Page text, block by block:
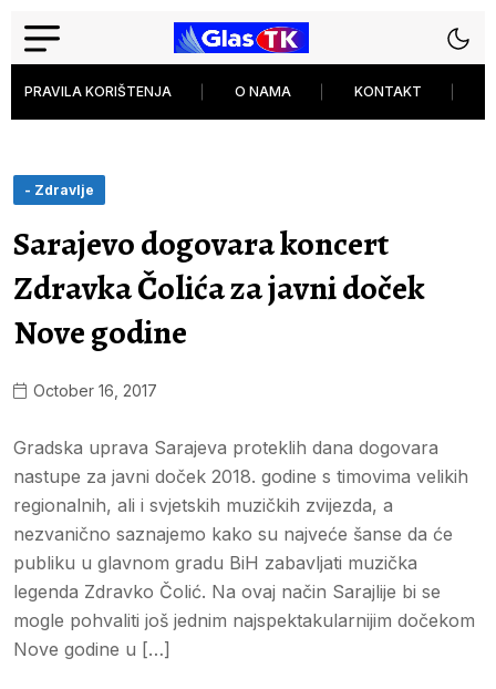
PRAVILA KORIŠTENJA O NAMA KONTAKT
- Zdravlje
Sarajevo dogovara koncert
Zdravka Čolića za javni doček
Nove godine
October 16, 2017
Gradska uprava Sarajeva proteklih dana dogovara
nastupe za javni doček 2018. godine s timovima velikih
regionalnih, ali i svjetskih muzičkih zvijezda, a
nezvanično saznajemo kako su najveće šanse da će
publiku u glavnom gradu BiH zabavljati muzička
legenda Zdravko Čolić. Na ovaj način Sarajlije bi se
mogle pohvaliti još jednim najspektakularnijim dočekom
Nove godine u […]